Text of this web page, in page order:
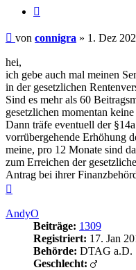
Beitrag
von connigra » 1. Dez
hei,
ich gebe auch mal meinen
in der gesetzlichen
Sind es mehr als 60
gesetzlichen momentan
Dann träfe eventuell der
vorrübergehende Erhöhung
meine, pro 12 Monate sind
zum Erreichen der
Antrag bei ihrer
AndyO
Beiträge: 1309
Registriert: 17. Jan
Behörde: DTAG a.D.
Geschlecht: